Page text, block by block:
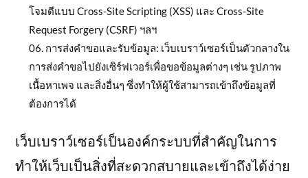
โจมตีแบบ Cross-Site Scripting (XSS) และ Cross-Site
Request Forgery (CSRF) ฯลฯ
การส่งคำขอและรับข้อมูล: เว็บเบราว์เซอร์เป็นตัวกลางใน
การส่งคำขอไปยังเซิร์ฟเวอร์เพื่อขอข้อมูลต่างๆ เช่น รูปภาพ
เนื้อหาเพจ และสิ่งอื่นๆ ซึ่งทำให้ผู้ใช้สามารถเข้าถึงข้อมูลที่
ต้องการได้
เว็บเบราว์เซอร์เป็นองค์กระบบที่สำคัญในการ
ทำให้เว็บเป็นสิ่งที่สะดวกสบายและเข้าถึงได้ง่าย